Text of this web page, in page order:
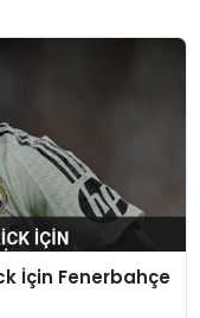
İçin Fenerbahçe